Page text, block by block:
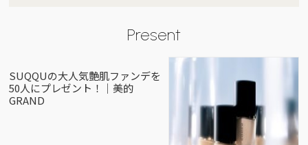
Present
SUQQUの大人気艶肌ファンデを
50人にプレゼント！｜美的
GRAND